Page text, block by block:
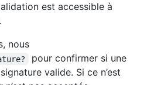
est accessible à
nous
pour confirmer si une
valide. Si ce n’est